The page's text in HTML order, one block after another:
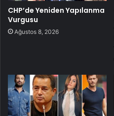
CHP’de Yeniden Yapılanma
Vurgusu
Ağustos 8, 2026